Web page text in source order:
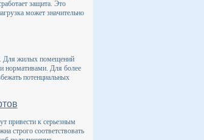
защита. Это
может значительно
Для жилых помещений
нормативами. Для более
потенциальных
привести к серьезным
строго соответствовать